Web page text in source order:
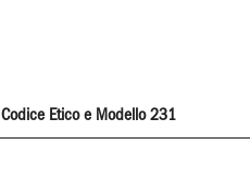
Codice Etico e Modello 231